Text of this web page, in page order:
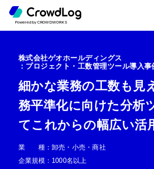
Powered by CROWDWORKS
株式会社ゲオホールディングス
：プロジェクト・工数管理ツール導入事
細かな業務の工数も見
務平準化に向けた分析
てこれからの幅広い活
業種： 卸売・小売・商社
企業規模： 1000名以上